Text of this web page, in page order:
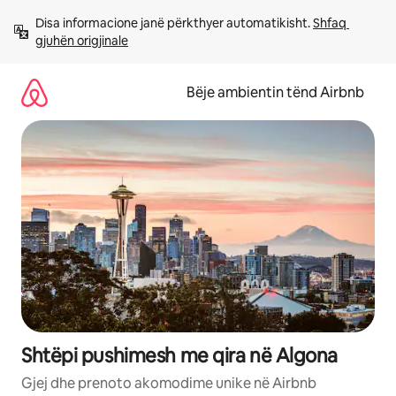
përmbajtja
Disa informacione janë përkthyer automatikisht. Shfaq
gjuhën origjinale
Bëje ambientin tënd Airbnb
Shtëpi pushimesh me qira në Algona
Gjej dhe prenoto akomodime unike në Airbnb